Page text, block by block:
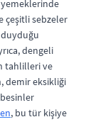
çeşitli sebzeler
duyduğu
dengeli
tahlilleri ve
demir eksikliği
, bu tür kişiye